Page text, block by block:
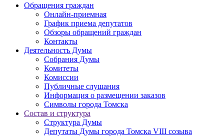
Обращения граждан
Онлайн-приемная
График приема депутатов
Обзоры обращений граждан
Контакты
Деятельность Думы
Собрания Думы
Комитеты
Комиссии
Публичные слушания
Информация о размещении заказов
Символы города Томска
Состав и структура
Структура Думы
Депутаты Думы города Томска VIII созыва